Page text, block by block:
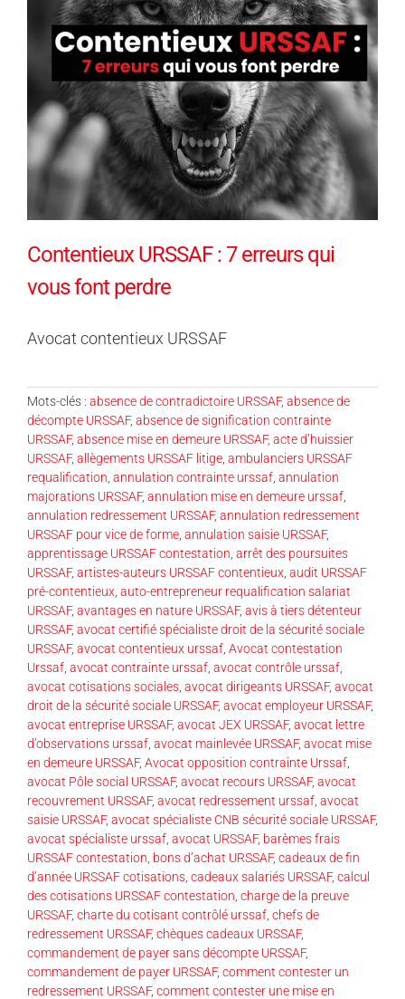
Contentieux URSSAF : 7 erreurs qui
vous font perdre
Avocat contentieux URSSAF
Mots-clés : absence de contradictoire URSSAF, absence de
décompte URSSAF, absence de signification contrainte
URSSAF, absence mise en demeure URSSAF, acte d’huissier
URSSAF, allègements URSSAF litige ambulanciers URSSAF
requalification annulation contrainte urssaf annulation
majorations URSSAF, annulation mise en demeure urssaf
annulation redressement URSSAF, annulation redressement
URSSAF pour vice de forme annulation saisie URSSAF,
apprentissage URSSAF contestation arrêt des poursuites
URSSAF, artistes-auteurs URSSAF contentieux audit URSSAF
pré-contentieux auto-entrepreneur requalification salariat
URSSAF, avantages en nature URSSAF, avis à tiers détenteur
URSSAF, avocat certifié spécialiste droit de la sécurité sociale
URSSAF, avocat contentieux urssaf Avocat contestation
Urssaf avocat contrainte urssaf avocat contrôle urssaf
avocat cotisations sociales avocat dirigeants URSSAF, avocat
droit de la sécurité sociale URSSAF, avocat employeur URSSAF,
avocat entreprise URSSAF, avocat JEX URSSAF, avocat lettre
d’observations urssaf avocat mainlevée URSSAF, avocat mise
en demeure URSSAF, Avocat opposition contrainte Urssaf
avocat Pôle social URSSAF, avocat recours URSSAF, avocat
recouvrement URSSAF, avocat redressement urssaf avocat
saisie URSSAF, avocat spécialiste CNB sécurité sociale URSSAF,
avocat spécialiste urssaf avocat URSSAF, barèmes frais
URSSAF contestation bons d’achat URSSAF, cadeaux de fin
d’année URSSAF cotisations cadeaux salariés URSSAF, calcul
des cotisations URSSAF contestation charge de la preuve
URSSAF, charte du cotisant contrôlé urssaf chefs de
redressement URSSAF, chèques cadeaux URSSAF,
commandement de payer sans décompte URSSAF,
commandement de payer URSSAF, comment contester un
redressement URSSAF, comment contester une mise en